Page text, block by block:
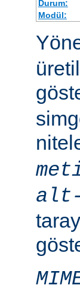
Durum:
Modül:
alt-